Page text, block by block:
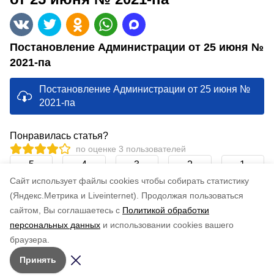
Cайт использует файлы cookies чтобы собирать статистику
(Яндекс.Метрика и Liveinternet).
Продолжая пользоваться
сайтом, Вы соглашаетесь с Политикой обработки
персональных данных и использовании cookies вашего
браузера.
Принять
Постановление Администрации от 25 июня №
2021-па
Постановление Администрации от 25 июня №
2021-па
Понравилась статья?
по оценке 3 пользователей
5 4 3 2 1